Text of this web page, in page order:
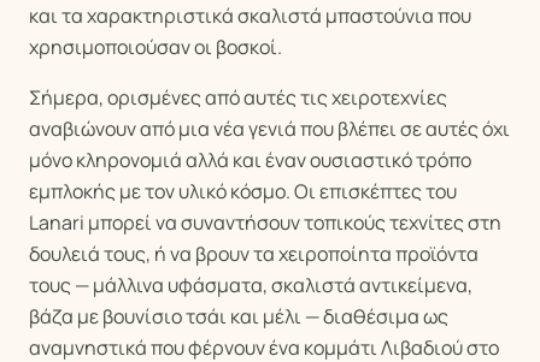
και τα χαρακτηριστικά σκαλιστά μπαστούνια που
χρησιμοποιούσαν οι βοσκοί.
Σήμερα, ορισμένες από αυτές τις χειροτεχνίες
αναβιώνουν από μια νέα γενιά που βλέπει σε αυτές όχι
μόνο κληρονομιά αλλά και έναν ουσιαστικό τρόπο
εμπλοκής με τον υλικό κόσμο. Οι επισκέπτες του
Lanari μπορεί να συναντήσουν τοπικούς τεχνίτες στη
δουλειά τους, ή να βρουν τα χειροποίητα προϊόντα
τους — μάλλινα υφάσματα, σκαλιστά αντικείμενα,
βάζα με βουνίσιο τσάι και μέλι — διαθέσιμα ως
αναμνηστικά που φέρνουν ένα κομμάτι Λιβαδιού στο